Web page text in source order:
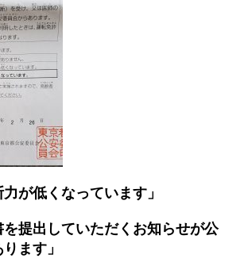
力が低くなっています」
を提出していただくお知らせが公
ます」